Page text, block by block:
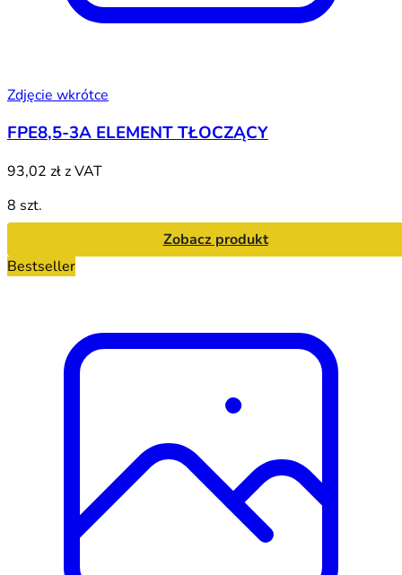
Zdjęcie wkrótce
FPE8,5-3A ELEMENT TŁOCZĄCY
93,02 złz VAT
8 szt.
Zobacz produkt
Bestseller